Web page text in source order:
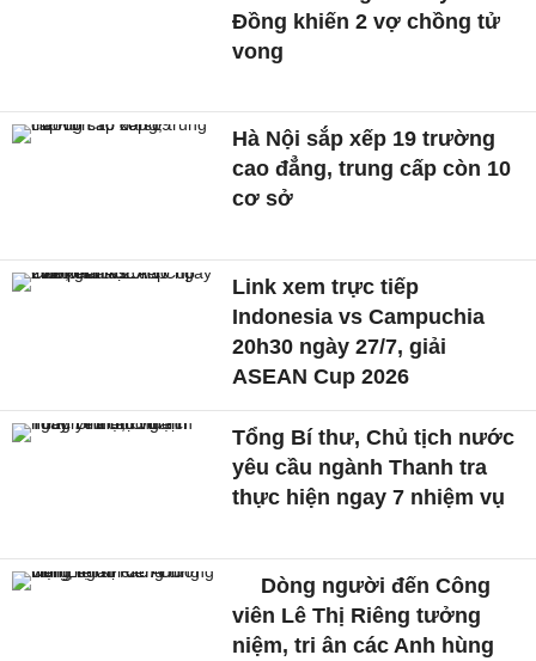
Đồng khiến 2 vợ chồng tử
vong
Hà Nội sắp xếp 19 trường
cao đẳng, trung cấp còn 10
cơ sở
Link xem trực tiếp
Indonesia vs Campuchia
20h30 ngày 27/7, giải
ASEAN Cup 2026
Tổng Bí thư, Chủ tịch nước
yêu cầu ngành Thanh tra
thực hiện ngay 7 nhiệm vụ
Dòng người đến Công
viên Lê Thị Riêng tưởng
niệm, tri ân các Anh hùng